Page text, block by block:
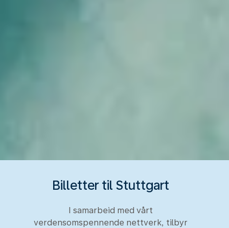
Billetter til Stuttgart
I samarbeid med vårt
verdensomspennende nettverk, tilbyr